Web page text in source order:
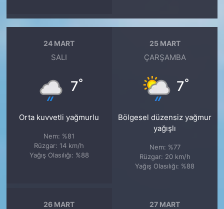
24 MART
SALI
7°
Orta kuvvetli yağmurlu
Nem: %81
Rüzgar: 14 km/h
Yağış Olasılığı: %88
25 MART
ÇARŞAMBA
7°
Bölgesel düzensiz yağmur
yağışlı
Nem: %77
Rüzgar: 20 km/h
Yağış Olasılığı: %88
26 MART 27 MART